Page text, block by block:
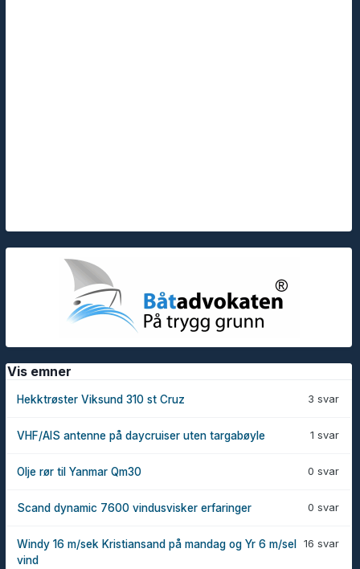
Vis emner
3 svar
Hekktrøster Viksund 310 st Cruz
1 svar
VHF/AIS antenne på daycruiser uten targabøyle
0 svar
Olje rør til Yanmar Qm30
0 svar
Scand dynamic 7600 vindusvisker erfaringer
16 svar
Windy 16 m/sek Kristiansand på mandag og Yr 6 m/sel
vind